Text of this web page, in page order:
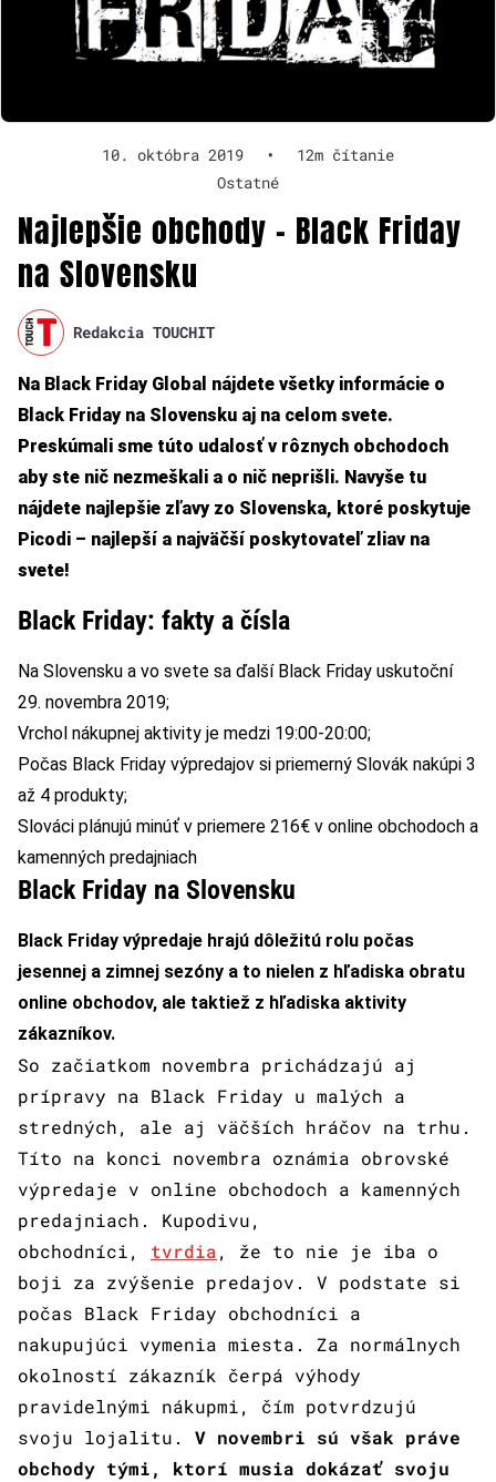
10. októbra 2019 •
12m čítanie
Ostatné
Najlepšie obchody – Black Friday
na Slovensku
Redakcia TOUCHIT
Na Black Friday Global nájdete všetky informácie o
Black Friday na Slovensku aj na celom svete.
Preskúmali sme túto udalosť v rôznych obchodoch
aby ste nič nezmeškali a o nič neprišli. Navyše tu
nájdete najlepšie zľavy zo Slovenska, ktoré poskytuje
Picodi – najlepší a najväčší poskytovateľ zliav na
svete!
Black Friday: fakty a čísla
Na Slovensku a vo svete sa ďalší Black Friday uskutoční
29. novembra 2019;
Vrchol nákupnej aktivity je medzi 19:00-20:00;
Počas Black Friday výpredajov si priemerný Slovák nakúpi 3
až 4 produkty;
Slováci plánujú minúť v priemere 216€ v online obchodoch a
kamenných predajniach
Black Friday na Slovensku
Black Friday výpredaje hrajú dôležitú rolu počas
jesennej a zimnej sezóny a to nielen z hľadiska obratu
online obchodov, ale taktiež z hľadiska aktivity
zákazníkov.
So začiatkom novembra prichádzajú aj
prípravy na Black Friday u malých a
stredných, ale aj väčších hráčov na trhu.
Títo na konci novembra oznámia obrovské
výpredaje v online obchodoch a kamenných
predajniach. Kupodivu,
obchodníci, tvrdia, že to nie je iba o
boji za zvýšenie predajov. V podstate si
počas Black Friday obchodníci a
nakupujúci vymenia miesta. Za normálnych
okolností zákazník čerpá výhody
pravidelnými nákupmi, čím potvrdzujú
svoju lojalitu. V novembri sú však práve
obchody tými, ktorí musia dokázať svoju